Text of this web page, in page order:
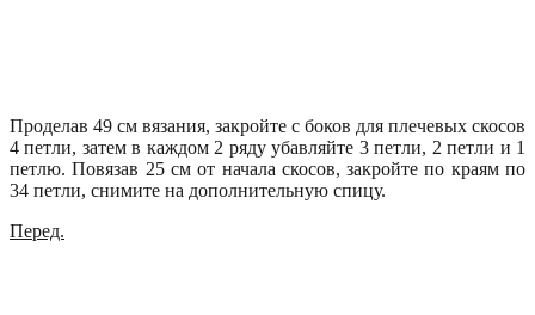
Проделав 49 см вязания, закройте с боков для плечевых скосов
4 петли, затем в каждом 2 ряду убавляйте 3 петли, 2 петли и 1
петлю. Повязав 25 см от начала скосов, закройте по краям по
34 петли, снимите на дополнительную спицу.
Перед.